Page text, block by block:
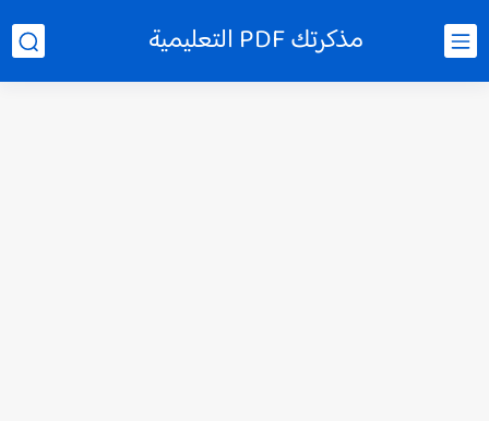
مذكرتك PDF التعليمية